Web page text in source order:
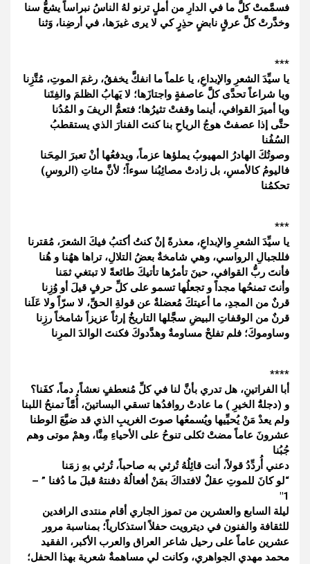
فسمَّمتْ كلَّ ما في الدارِ من أملٍ ترنو لهُ الناسُ نبراساً يشعُّ سنا
وخدَّرتْ كلَّ عرقٍ نابضٍ حذِرٍ كي لا يرى غيرَها، في أرضِنا، وَثنا
***
يا سيِّدَ الشعرِ والإبداعِ، يا علماً ما انفكَّ يخفقُ، رغمَ الموتِ، مُتَّزِنا
ويا شراعاً تحدَّى كلَّ عاصفةٍ واجتازَها؛ لا يَهابُ الظلمَ والفِتَنا
ويا أميرَ القوافي، أينما وقفتْ تثيرُها؛ فتعمُّ الريفَ و المُدُنا
حتَّى إذا عصفتْ هوجُ الرياحِ بنا كنتَ الفنارَ الذي يستقطبُ
السُفُنا
وصوتُكَ الهادرُ المهيوبُ يملؤها عزماً، ويدفعُها أنْ تعبرَ المِحَنا
فاليومُ كالأمسِ، بل زادتْ مصائِبُنا سوءاً؛ لأنَّ مئاتِ (الروسِ)
تحكمُنا
***
يا سيِّدَ الشعرِ والإبداعِ، معذرةً إنْ كنتُ أكتبُ فيكَ الشعرَ، مُقترنا
فللجبالِ الرواسي، وهي شامخةٌ بعضُ التلالِ، تراها ههُنا و هُنا
فأنتَ ربُّ القوافي، حينَ تأمرُها تأتيكَ طائعةً لا تبتغي ثمَنا
وأنتَ تمنحُها مجداً و تجعلُها تسمو على كلِّ حرفٍ قيلَ أو وُزِنا
قرنٌ من المجدِ، ما أعيتكَ مُعضلةٌ عن قولةِ الحقِّ، لا سرّاً ولا عَلَنا
قرنٌ من الوقفاتِ البيضِ سجَّلها التاريخُ إرثاً عزيزاً شامخاً رزِنا
وساوموكَ؛ فلم تفلحْ مساومةٌ وهدَّدوكَ فكنتَ الوالدَ المرِنا
****
أبا الفراتينِ، هل تدري بأنَّ لنا في كلِّ مُنعطفٍ نعشاً، دماً، كفَنا؟
و (دجلةَُ الخيرِ ) ما عادتْ روافدُها تسقي البساتينَ، أُمَّاً تمنحُ اللبنا
ولم يعدْ مَنْ يُحيِّيها ويُسمعُها صوتَ الغريبِ الذي قد ضيَّعَ الوطنا
عشرونَ عاماً مضتْ ثكلى تنوحُ على الأحياءِ مِنَّا، وهمْ موتى وهم
جُبُنا
دعني أُردِّدُ قولاً، أنت قائِلُهُ تُرثي به صاحباً، تُرثي بهِ زمَنا
“لو كانَ للموتِ عقلٌ لافتداكَ بمَنْ أفعالُهُ دفنتهُ قبلَ ما دُفنا ” –
1″
ليلة السابع والعشرين من تموز الجاري أقام منتدى الرافدين
للثقافة والفنون في ديترويت حفلاً استذكارياً؛ بمناسبة مرور
عشرين عاماً على رحيل شاعر العراق والعرب الأكبر، الفقيد
محمد مهدي الجواهري، وكانت لي مساهمةٌ شعرية بهذا الحفل؛